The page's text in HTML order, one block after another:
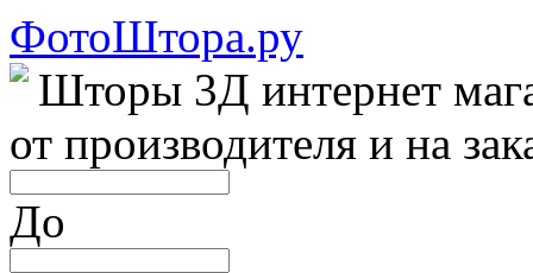
ФотоШтора.ру
Шторы 3Д интернет
от производителя и на
До